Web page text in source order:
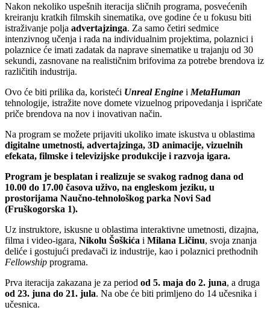
Nakon nekoliko uspešnih iteracija sličnih programa, posvećenih
kreiranju kratkih filmskih sinematika, ove godine će u fokusu biti
istraživanje polja advertajzinga. Za samo četiri sedmice
intenzivnog učenja i rada na individualnim projektima, polaznici i
polaznice će imati zadatak da naprave sinematike u trajanju od 30
sekundi, zasnovane na realističnim brifovima za potrebe brendova iz
različitih industrija.
Ovo će biti prilika da, koristeći Unreal Engine i MetaHuman
tehnologije, istražite nove domete vizuelnog pripovedanja i ispričate
priče brendova na nov i inovativan način.
Na program se možete prijaviti ukoliko imate iskustva u oblastima
digitalne umetnosti, advertajzinga, 3D animacije, vizuelnih
efekata, filmske i televizijske produkcije i razvoja igara.
Program je besplatan i realizuje se svakog radnog dana od
10.00 do 17.00 časova uživo, na engleskom jeziku, u
prostorijama Naučno-tehnološkog parka Novi Sad
(Fruškogorska 1).
Uz instruktore, iskusne u oblastima interaktivne umetnosti, dizajna,
filma i video-igara, Nikolu Šoškića i Milana Ličinu, svoja znanja
deliće i gostujući predavači iz industrije, kao i polaznici prethodnih
Fellowship programa.
Prva iteracija zakazana je za period od 5. maja do 2. juna, a druga
od 23. juna do 21. jula. Na obe će biti primljeno do 14 učesnika i
učesnica.